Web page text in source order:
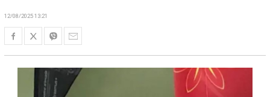
12/08/2025 13:21